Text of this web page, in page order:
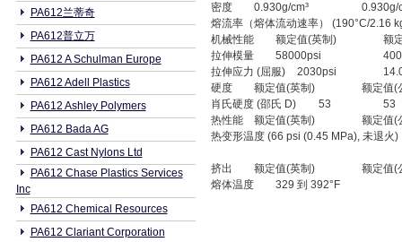
PA612兰蒂奇
PA612普立万
PA612 A Schulman Europe
PA612 Adell Plastics
PA612 Ashley Polymers
PA612 Bada AG
PA612 Cast Nylons Ltd
PA612 Chase Plastics Services
Inc
PA612 Chemical Resources
PA612 Clariant Corporation
密度
0.930g/cm³
0.930g/
熔流率（熔体流动速率） (190°C/2.16
机械性能
额定值(英制)
额
拉伸模量
58000psi
拉伸应力 (屈服)
2030psi
硬度
额定值(英制)
额定值(
肖氏硬度 (邵氏 D)
53
53
热性能
额定值(英制)
额定值(
热变形温度 (66 psi (0.45 MPa), 未退火)
挤出 额定值(英制)
额定值(
熔体温度
329 到 392°F